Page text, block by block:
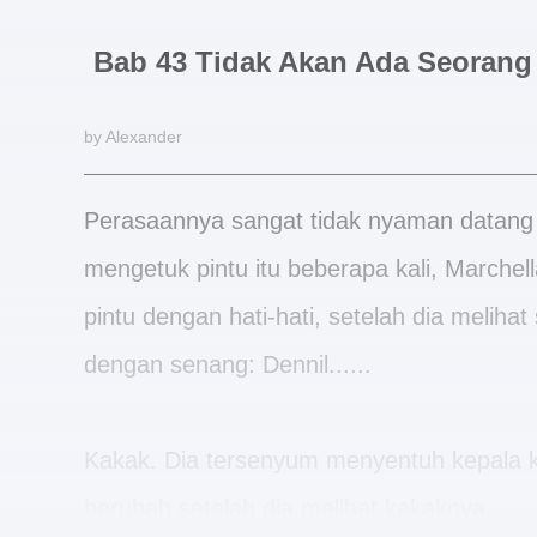
Bab 43 Tidak Akan Ada
by Alexander
Perasaannya sangat tidak nyaman
mengetuk pintu itu beberapa kali,
pintu dengan hati-hati, setelah dia
dengan senang: Dennil......